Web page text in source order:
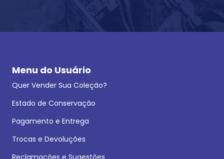
Menu do Usuário
Quer Vender Sua Coleção?
Estado de Conservação
Pagamento e Entrega
Trocas e Devoluções
Reclamações e Sugestões